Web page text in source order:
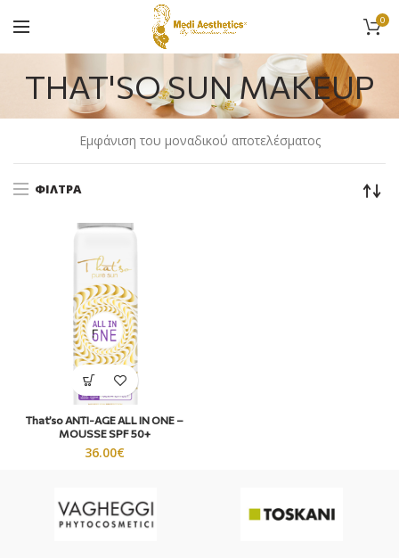
0
THAT'SO SUN MAKEUP
Εμφάνιση του μοναδικού αποτελέσματος
ΦΊΛΤΡΑ
That’so ANTI-AGE ALL IN ONE –
MOUSSE SPF 50+
36.00€